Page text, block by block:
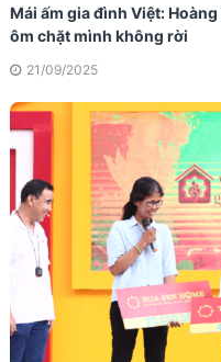
Mái ấm gia đình Việt:
ôm chặt mình không rời
21/09/2025